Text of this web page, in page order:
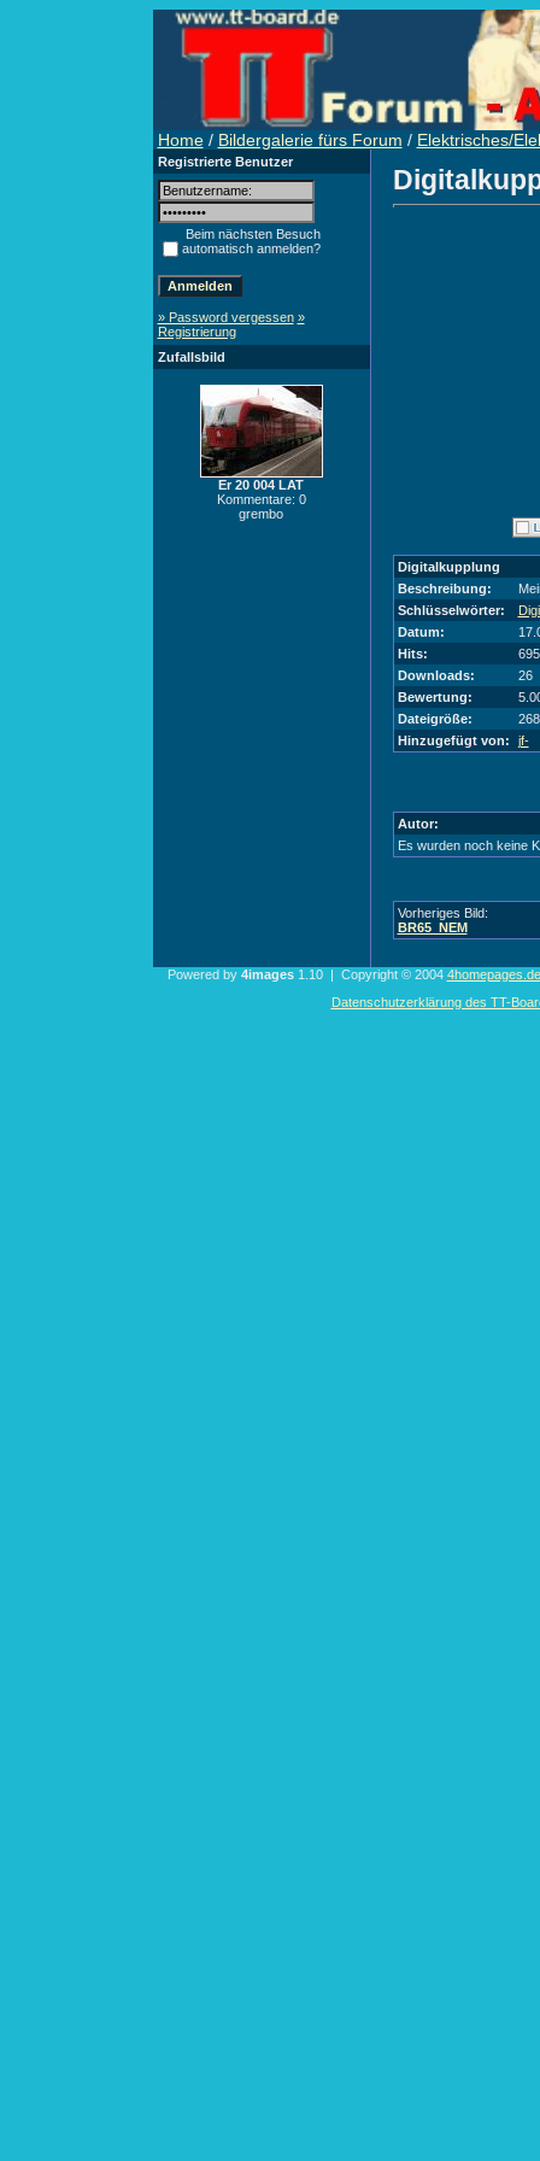
Home/ Bildergalerie fürs Forum / Elektrisches/
Registrierte Benutzer
Beim nächsten Besuch
automatisch anmelden?
» Password vergessen »
Registrierung
Zufallsbild
Er 20 004 LAT
Kommentare: 0
grembo
Digitalkupplung
Beschreibung:
Schlüsselwörter:
Datum:
Hits:
Downloads:
26
Bewertung:
Dateigröße:
Hinzugefügt von:
jf-
Autor:
Es wurden noch keine
Vorheriges Bild:
BR65_NEM
Powered by 4images1.10 | Copyright © 2004 4homepages.de
Datenschutzerklärung des TT-